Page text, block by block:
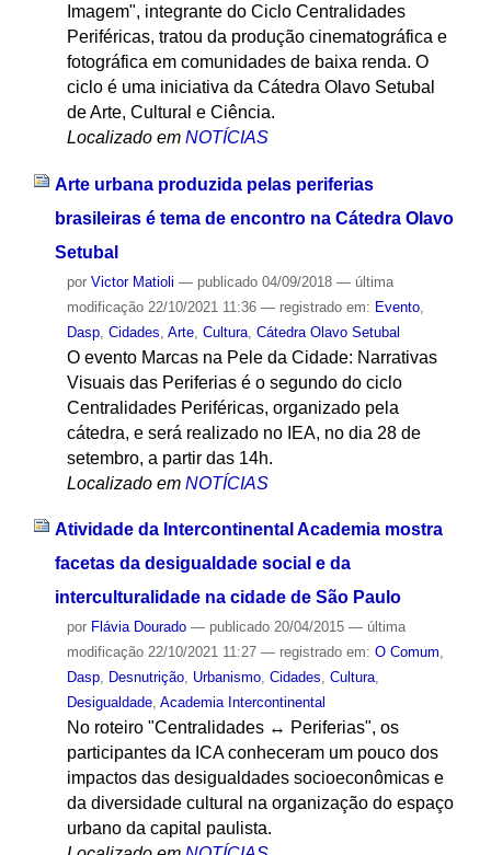
Imagem", integrante do Ciclo Centralidades
Periféricas, tratou da produção cinematográfica e
fotográfica em comunidades de baixa renda. O
ciclo é uma iniciativa da Cátedra Olavo Setubal
de Arte, Cultural e Ciência.
Localizado em NOTÍCIAS
Arte urbana produzida pelas periferias
brasileiras é tema de encontro na Cátedra Olavo
Setubal
por Victor Matioli — publicado04/09/2018 — última
modificação22/10/2021 11:36 — registrado em: Evento,
Dasp, Cidades Arte, Cultura, Cátedra Olavo Setubal
O evento Marcas na Pele da Cidade: Narrativas
Visuais das Periferias é o segundo do ciclo
Centralidades Periféricas, organizado pela
cátedra, e será realizado no IEA, no dia 28 de
setembro, a partir das 14h.
Localizado em NOTÍCIAS
Atividade da Intercontinental Academia mostra
facetas da desigualdade social e da
interculturalidade na cidade de São Paulo
por Flávia Dourado — publicado20/04/2015 — última
modificação22/10/2021 11:27 — registrado em: O Comum,
Dasp, Desnutrição, Urbanismo, Cidades, Cultura,
Desigualdade, Academia Intercontinental
No roteiro "Centralidades ↔ Periferias", os
participantes da ICA conheceram um pouco dos
impactos das desigualdades socioeconômicas e
da diversidade cultural na organização do espaço
urbano da capital paulista.